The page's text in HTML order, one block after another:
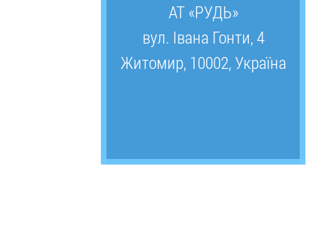
АТ «РУДЬ»
вул. Івана Гонти, 4
Житомир, 10002, Україна